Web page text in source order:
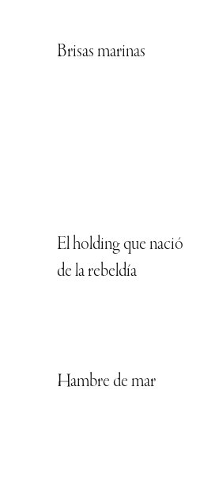
Brisas marinas
El holding que nació
de la rebeldía
Hambre de mar